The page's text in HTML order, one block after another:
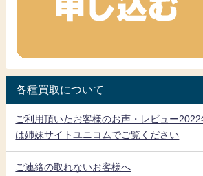
各種買取について
ご利用頂いたお客様のお声・レビュー
は姉妹サイトユニコムでご覧ください
ご連絡の取れないお客様へ